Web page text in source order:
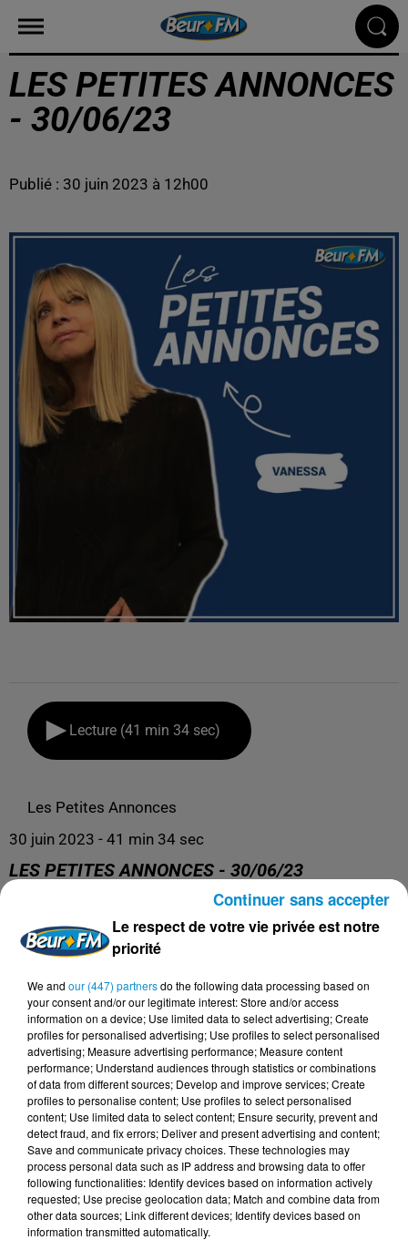
LES PETITES ANNONCES
- 30/06/23
Publié : 30 juin 2023 à 12h00
Lecture (41 min 34 sec)
Les Petites Annonces
30 juin 2023 - 41 min 34 sec
LES PETITES ANNONCES - 30/06/23
DERNIERS PODCASTS
24 juillet 2026
Les Zinformés - 24/07/26
Le respect de votre vie privée est notre
priorité
We and our (447) partnersdo the following data processing based on
your consent and/or our legitimate interest: Store and/or access
information on a device; Use limited data to select advertising; Create
profiles for personalised advertising; Use profiles to select personalised
advertising; Measure advertising performance; Measure content
performance; Understand audiences through statistics or combinations
of data from different sources; Develop and improve services; Create
profiles to personalise content; Use profiles to select personalised
content; Use limited data to select content; Ensure security, prevent and
detect fraud, and fix errors; Deliver and present advertising and content;
Save and communicate privacy choices. These technologies may
process personal data such as IP address and browsing data to offer
following functionalities: Identify devices based on information actively
requested; Use precise geolocation data; Match and combine data from
other data sources; Link different devices; Identify devices based on
information transmitted automatically.
Continuer sans accepter